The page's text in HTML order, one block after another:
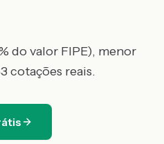
do valor FIPE), menor
cotações reais.